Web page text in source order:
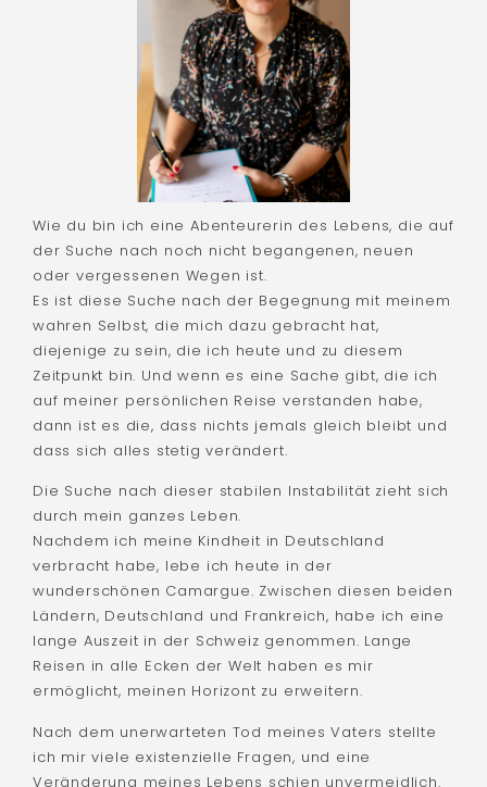
Wie du bin ich eine Abenteurerin des Lebens, die auf
der Suche nach noch nicht begangenen, neuen
oder vergessenen Wegen ist.
Es ist diese Suche nach der Begegnung mit meinem
wahren Selbst, die mich dazu gebracht hat,
diejenige zu sein, die ich heute und zu diesem
Zeitpunkt bin. Und wenn es eine Sache gibt, die ich
auf meiner persönlichen Reise verstanden habe,
dann ist es die, dass nichts jemals gleich bleibt und
dass sich alles stetig verändert.
Die Suche nach dieser stabilen Instabilität zieht sich
durch mein ganzes Leben.
Nachdem ich meine Kindheit in Deutschland
verbracht habe, lebe ich heute in der
wunderschönen Camargue. Zwischen diesen beiden
Ländern, Deutschland und Frankreich, habe ich eine
lange Auszeit in der Schweiz genommen. Lange
Reisen in alle Ecken der Welt haben es mir
ermöglicht, meinen Horizont zu erweitern.
Nach dem unerwarteten Tod meines Vaters stellte
ich mir viele existenzielle Fragen, und eine
Veränderung meines Lebens schien unvermeidlich.